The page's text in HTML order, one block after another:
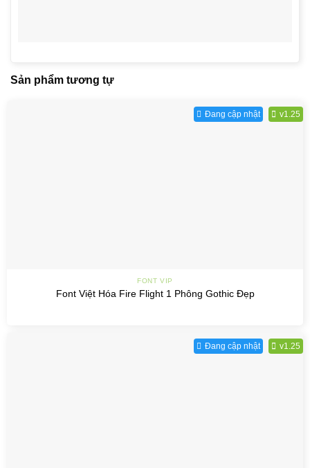
Sản phẩm tương tự
Đang cập nhật v1.25
FONT VIP
Font Việt Hóa Fire Flight 1 Phông Gothic Đẹp
Đang cập nhật v1.25